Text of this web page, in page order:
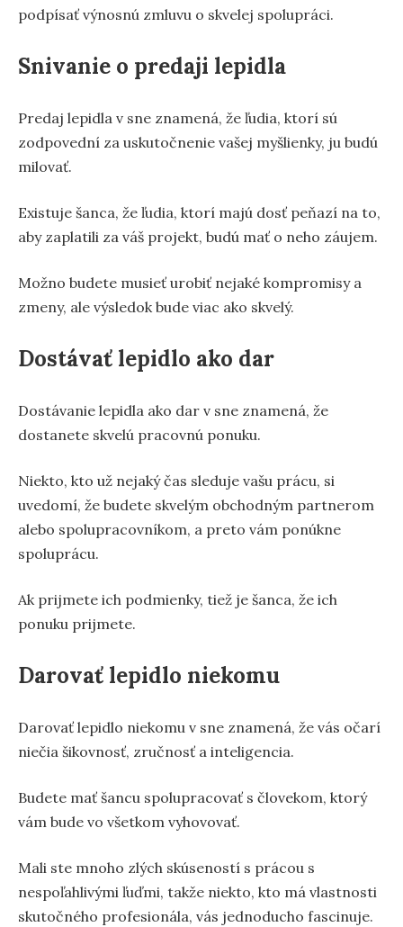
podpísať výnosnú zmluvu o skvelej spolupráci.
Snivanie o predaji lepidla
Predaj lepidla v sne znamená, že ľudia, ktorí sú
zodpovední za uskutočnenie vašej myšlienky, ju budú
milovať.
Existuje šanca, že ľudia, ktorí majú dosť peňazí na to,
aby zaplatili za váš projekt, budú mať o neho záujem.
Možno budete musieť urobiť nejaké kompromisy a
zmeny, ale výsledok bude viac ako skvelý.
Dostávať lepidlo ako dar
Dostávanie lepidla ako dar v sne znamená, že
dostanete skvelú pracovnú ponuku.
Niekto, kto už nejaký čas sleduje vašu prácu, si
uvedomí, že budete skvelým obchodným partnerom
alebo spolupracovníkom, a preto vám ponúkne
spoluprácu.
Ak prijmete ich podmienky, tiež je šanca, že ich
ponuku prijmete.
Darovať lepidlo niekomu
Darovať lepidlo niekomu v sne znamená, že vás očarí
niečia šikovnosť, zručnosť a inteligencia.
Budete mať šancu spolupracovať s človekom, ktorý
vám bude vo všetkom vyhovovať.
Mali ste mnoho zlých skúseností s prácou s
nespoľahlivými ľuďmi, takže niekto, kto má vlastnosti
skutočného profesionála, vás jednoducho fascinuje.